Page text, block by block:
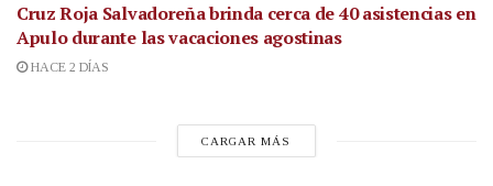
Cruz Roja Salvadoreña brinda cerca de 40 asistencias en
Apulo durante las vacaciones agostinas
HACE 2 DÍAS
CARGAR MÁS